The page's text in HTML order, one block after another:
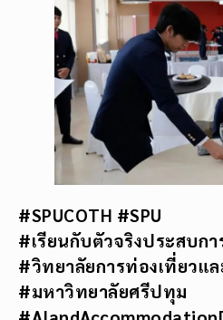
#SPUCOTH #SPU
#เรียนกับตัวจริงประสบก
#วิทยาลัยการท่องเที่ยวแล
#มหาวิทยาลัยศรีปทุม